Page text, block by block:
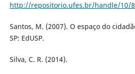
http://repositorio.ufes.br/handle/10/
Santos, M. (2007). O espaço do
SP: EdUSP.
Silva, C. R. (2014).